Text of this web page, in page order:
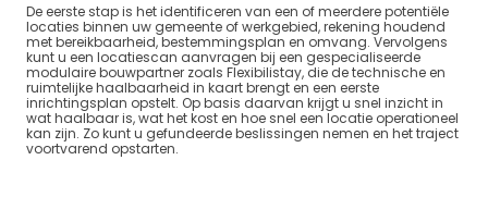
De eerste stap is het identificeren van een of meerdere potentiële
locaties binnen uw gemeente of werkgebied, rekening houdend
met bereikbaarheid, bestemmingsplan en omvang. Vervolgens
kunt u een locatiescan aanvragen bij een gespecialiseerde
modulaire bouwpartner zoals Flexibilistay, die de technische en
ruimtelijke haalbaarheid in kaart brengt en een eerste
inrichtingsplan opstelt. Op basis daarvan krijgt u snel inzicht in
wat haalbaar is, wat het kost en hoe snel een locatie operationeel
kan zijn. Zo kunt u gefundeerde beslissingen nemen en het traject
voortvarend opstarten.